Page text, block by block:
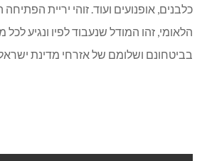
כלבנים, אופנועים ועוד. זוהי יריית
הלאומי, זהו המודל שנעבוד לפיו ונגיע לכל
בביטחונם ושלומם של אזרחי מדינת